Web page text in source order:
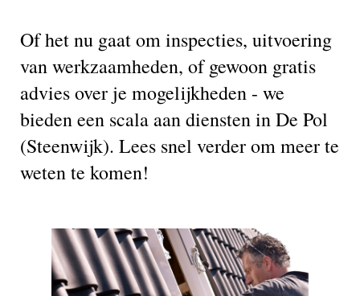
Of het nu gaat om inspecties, uitvoering
van werkzaamheden, of gewoon gratis
advies over je mogelijkheden - we
bieden een scala aan diensten in De Pol
(Steenwijk). Lees snel verder om meer te
weten te komen!